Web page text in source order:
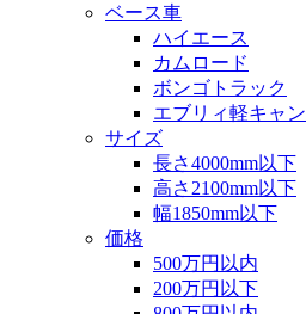
ベース車
ハイエース
カムロード
ボンゴトラック
エブリィ軽キャン
サイズ
長さ4000mm以下
高さ2100mm以下
幅1850mm以下
価格
500万円以内
200万円以下